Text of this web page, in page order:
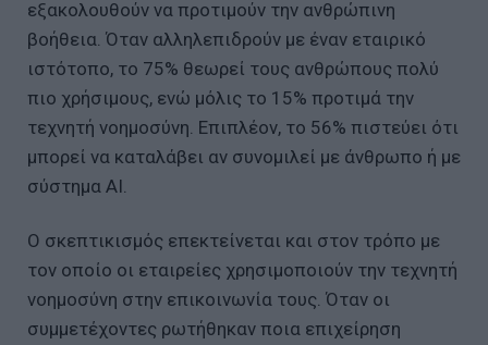
εξακολουθούν να προτιμούν την ανθρώπινη
βοήθεια. Όταν αλληλεπιδρούν με έναν εταιρικό
ιστότοπο, το 75% θεωρεί τους ανθρώπους πολύ
πιο χρήσιμους, ενώ μόλις το 15% προτιμά την
τεχνητή νοημοσύνη. Επιπλέον, το 56% πιστεύει ότι
μπορεί να καταλάβει αν συνομιλεί με άνθρωπο ή με
σύστημα AI.
Ο σκεπτικισμός επεκτείνεται και στον τρόπο με
τον οποίο οι εταιρείες χρησιμοποιούν την τεχνητή
νοημοσύνη στην επικοινωνία τους. Όταν οι
συμμετέχοντες ρωτήθηκαν ποια επιχείρηση